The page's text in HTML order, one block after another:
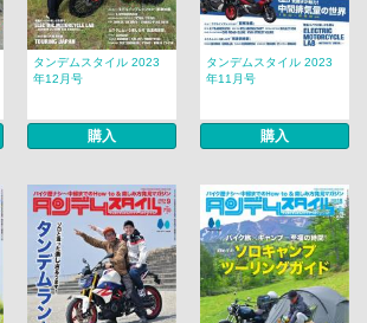
タンデムスタイル 2023
年12月号
購入
タンデムスタイル 2023
年11月号
購入